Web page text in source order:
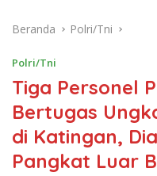
Beranda Polri/Tni
Polri/Tni
Tiga Personel
Bertugas
di Katingan,
Pangkat Luar